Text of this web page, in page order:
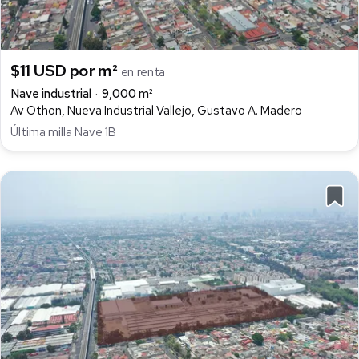
$11 USD por m² en renta
Nave industrial
9,000 m²
Av Othon, Nueva Industrial Vallejo, Gustavo A. Madero
Última milla Nave 1B